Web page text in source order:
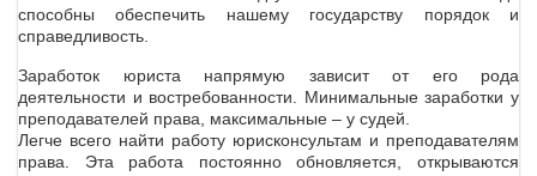
способны обеспечить нашему государству порядок и
справедливость.
Заработок юриста напрямую зависит от его рода
деятельности и востребованности. Минимальные заработки у
преподавателей права, максимальные – у судей.
Легче всего найти работу юрисконсультам и преподавателям
права. Эта работа постоянно обновляется, открываются